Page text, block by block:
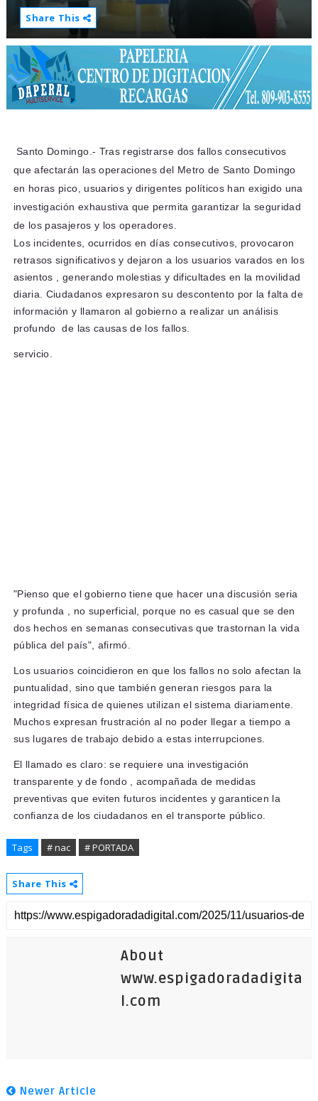
Share This
Santo Domingo.- Tras registrarse dos fallos consecutivos
que afectarán las operaciones del Metro de Santo Domingo
en horas pico, usuarios y dirigentes políticos han exigido una
investigación exhaustiva que permita garantizar la seguridad
de los pasajeros y los operadores.
Los incidentes, ocurridos en días consecutivos, provocaron
retrasos significativos y dejaron a los usuarios varados en los
asientos , generando molestias y dificultades en la movilidad
diaria. Ciudadanos expresaron su descontento por la falta de
información y llamaron al gobierno a realizar unanálisis
profundo de las causas de los fallos.
servicio.
"Pienso que el gobierno tiene que hacer unadiscusión seria
y profunda , no superficial, porque no es casual que se den
dos hechos en semanas consecutivas que trastornan la vida
pública del país", afirmó.
Los usuarios coincidieron en que los fallos no solo afectan la
puntualidad, sino que también generan riesgos para la
integridad física de quienes utilizan el sistema diariamente.
Muchos expresan frustración al no poder llegar a tiempo a
sus lugares de trabajo debido a estas interrupciones.
El llamado es claro: se requiere una investigación
transparente y de fondo , acompañada de medidas
preventivas que eviten futuros incidentes y garanticen la
confianza de los ciudadanos en el transporte público.
Tags # nac # PORTADA
Share This
About
www.espigadoradadigita
l.com
Newer Article